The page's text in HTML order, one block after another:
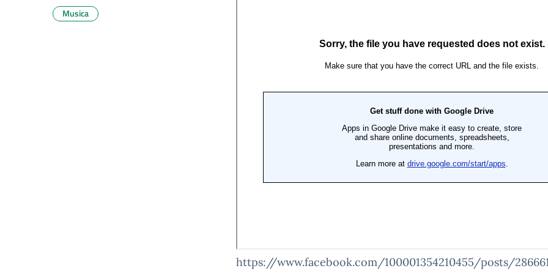
https://www.facebook.com/100001354210455/posts/
Musica